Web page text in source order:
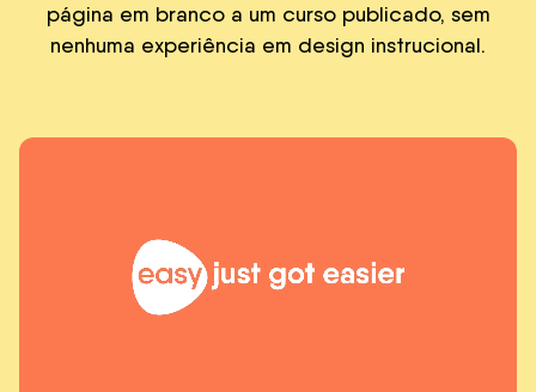
página em branco a um curso publicado, sem
nenhuma experiência em design instrucional.